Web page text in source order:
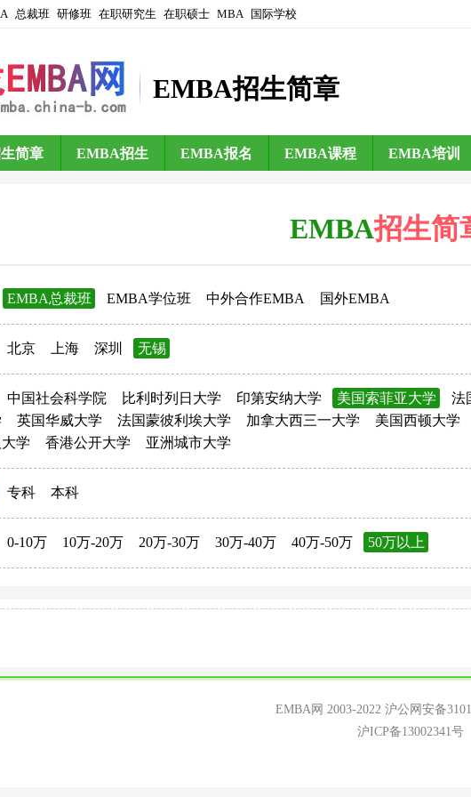
总裁班 研修班 在职研究生 在职硕士 MBA 国际学校
EMBA招生简章
简章 EMBA招生 EMBA报名 EMBA课程 EMBA培训
EMBA招生简
EMBA总裁班 EMBA学位班 中外合作EMBA 国外EMBA
北京 上海 深圳 无锡
中国社会科学院 比利时列日大学 印第安纳大学 美国索菲亚大学 法
英国华威大学 法国蒙彼利埃大学 加拿大西三一大学 美国西顿大学
学
香港公开大学 亚洲城市大学
专科 本科
0-10万 10万-20万 20万-30万 30万-40万 40万-50万 50万以上
EMBA网 2003-2022 沪公网安备
沪ICP备13002341号